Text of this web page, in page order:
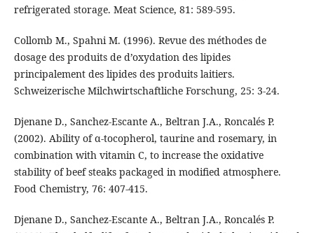
refrigerated storage. Meat Science, 81: 589-595.
Collomb M., Spahni M. (1996). Revue des méthodes de
dosage des produits de d’oxydation des lipides
principalement des lipides des produits laitiers.
Schweizerische Milchwirtschaftliche Forschung, 25: 3-24.
Djenane D., Sanchez-Escante A., Beltran J.A., Roncalés P.
(2002). Ability of α-tocopherol, taurine and rosemary, in
combination with vitamin C, to increase the oxidative
stability of beef steaks packaged in modified atmosphere.
Food Chemistry, 76: 407-415.
Djenane D., Sanchez-Escante A., Beltran J.A., Roncalés P.